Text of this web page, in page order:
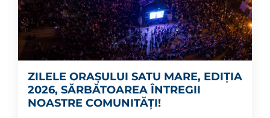
ZILELE ORAȘULUI SATU MARE, EDIȚIA
2026, SĂRBĂTOAREA ÎNTREGII
NOASTRE COMUNITĂȚI!